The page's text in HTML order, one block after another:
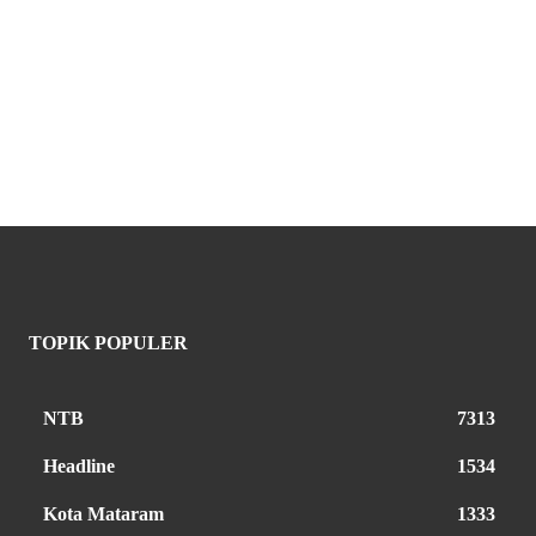
TOPIK POPULER
NTB 7313
Headline 1534
Kota Mataram 1333